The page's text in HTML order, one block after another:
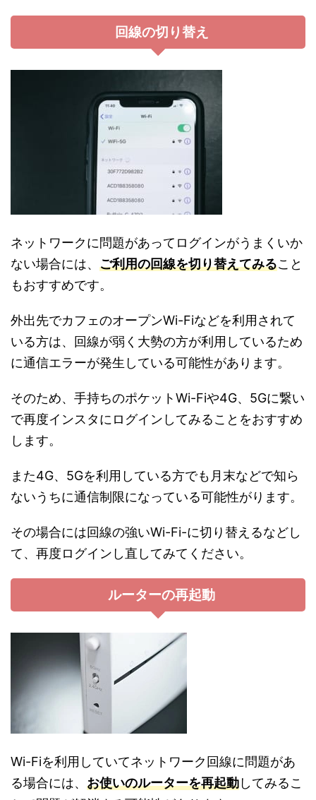
回線の切り替え
ネットワークに問題があってログインがうまくいか
ない場合には、 ご利用の回線を切り替えてみること
もおすすめです。
外出先でカフェのオープンWi-Fiなどを利用されて
いる方は、回線が弱く大勢の方が利用しているため
に通信エラーが発生している可能性があります。
そのため、手持ちのポケットWi-Fiや4G、5Gに繋い
で再度インスタにログインしてみることをおすすめ
します。
また4G、5Gを利用している方でも月末などで知ら
ないうちに通信制限になっている可能性がります。
その場合には回線の強いWi-Fi-に切り替えるなどし
て、再度ログインし直してみてください。
ルーターの再起動
Wi-Fiを利用していてネットワーク回線に問題があ
る場合には、 お使いのルーターを再起動してみるこ